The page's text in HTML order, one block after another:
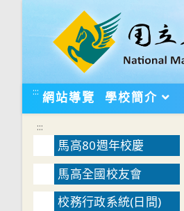
::: 網站導覽 學校簡介
:::
馬高80週年校慶
馬高全國校友會
校務行政系統(日間)